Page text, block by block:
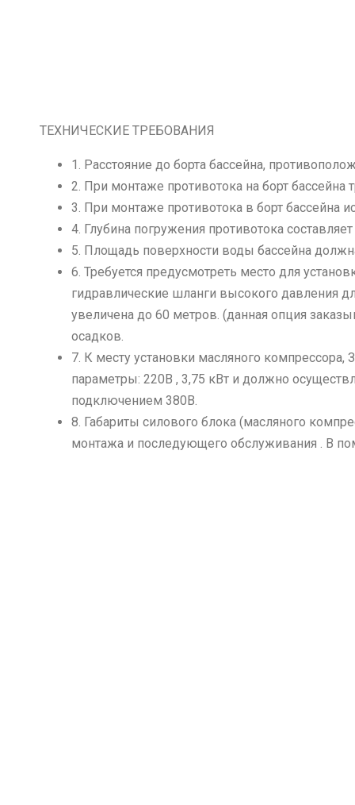
ТЕХНИЧЕСКИЕ ТРЕБОВАНИЯ
1. Расстояние до борта бассейна,
2. При монтаже противотока на борт
3. При монтаже противотока в борт бассейна
4. Глубина погружения противотока
5. Площадь поверхности воды бассейна
6. Требуется предусмотреть место для
гидравлические шланги высокого давления
увеличена до 60 метров. (данная опция
осадков.
7. К месту установки масляного
параметры: 220В , 3,75 кВт и должно
подключением 380В.
8. Габариты силового блока (масляного
монтажа и последующего обслуживания . В